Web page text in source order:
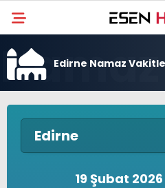
Edirne Namaz
Edirne
19 Şubat